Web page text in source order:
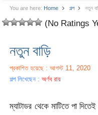
You are here: Home গল্প নতুন
(No Ratings
নতুন বাড়ি
প্রকাশিত হয়েছে : আগস্ট 11, 2020
গল্প লিখেছেন :অর্ণব রায়
ম্যাটাডর থেকে মাটিতে পা